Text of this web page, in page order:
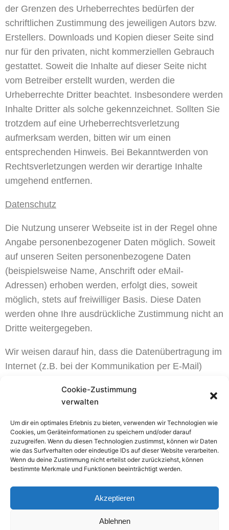
Cookie-Zustimmung
verwalten
Um dir ein optimales Erlebnis zu bieten, verwenden wir Technologien wie
Cookies, um Geräteinformationen zu speichern und/oder darauf
zuzugreifen. Wenn du diesen Technologien zustimmst, können wir Daten
wie das Surfverhalten oder eindeutige IDs auf dieser Website verarbeiten.
Wenn du deine Zustimmung nicht erteilst oder zurückziehst, können
bestimmte Merkmale und Funktionen beeinträchtigt werden.
Akzeptieren
Ablehnen
der Grenzen des Urheberrechtes bedürfen der
schriftlichen Zustimmung des jeweiligen Autors bzw.
Erstellers. Downloads und Kopien dieser Seite sind
nur für den privaten, nicht kommerziellen Gebrauch
gestattet. Soweit die Inhalte auf dieser Seite nicht
vom Betreiber erstellt wurden, werden die
Urheberrechte Dritter beachtet. Insbesondere werden
Inhalte Dritter als solche gekennzeichnet. Sollten Sie
trotzdem auf eine Urheberrechtsverletzung
aufmerksam werden, bitten wir um einen
entsprechenden Hinweis. Bei Bekanntwerden von
Rechtsverletzungen werden wir derartige Inhalte
umgehend entfernen.
Datenschutz
Die Nutzung unserer Webseite ist in der Regel ohne
Angabe personenbezogener Daten möglich. Soweit
auf unseren Seiten personenbezogene Daten
(beispielsweise Name, Anschrift oder eMail-
Adressen) erhoben werden, erfolgt dies, soweit
möglich, stets auf freiwilliger Basis. Diese Daten
werden ohne Ihre ausdrückliche Zustimmung nicht an
Dritte weitergegeben.
Wir weisen darauf hin, dass die Datenübertragung im
Internet (z.B. bei der Kommunikation per E-Mail)
Schutz der Daten vor dem Zugriff durch Dritte ist
Der Nutzung von im Rahmen der Impressumspflicht
veröffentlichten Kontaktdaten durch Dritte zur
Übersendung von nicht ausdrücklich angeforderter
Werbung und Informationsmaterialien wird hiermit
ausdrücklich widersprochen. Die Betreiber der Seiten
behalten sich ausdrücklich rechtliche Schritte im Falle
der unverlangten Zusendung von